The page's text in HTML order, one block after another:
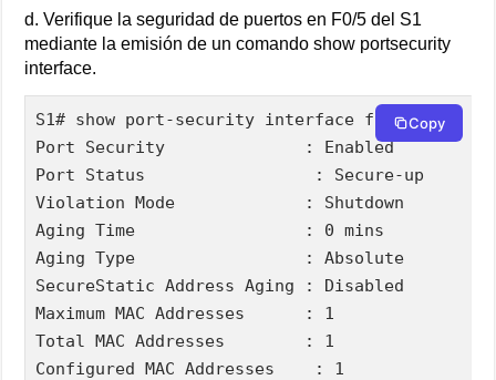
d. Verifique la seguridad de puertos en F0/5 del S1
mediante la emisión de un comando show portsecurity
interface.
S1# show port-security interface f0/5
Port Security              : Enabled
Port Status                 : Secure-up
Violation Mode             : Shutdown
Aging Time                 : 0 mins
Aging Type                 : Absolute
SecureStatic Address Aging : Disabled
Maximum MAC Addresses      : 1
Total MAC Addresses        : 1
Configured MAC Addresses    : 1
Copy